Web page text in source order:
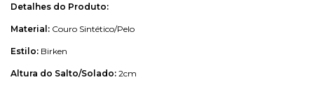
Detalhes do Produto:
Material: Couro Sintético/Pelo
Estilo: Birken
Altura do Salto/Solado: 2cm